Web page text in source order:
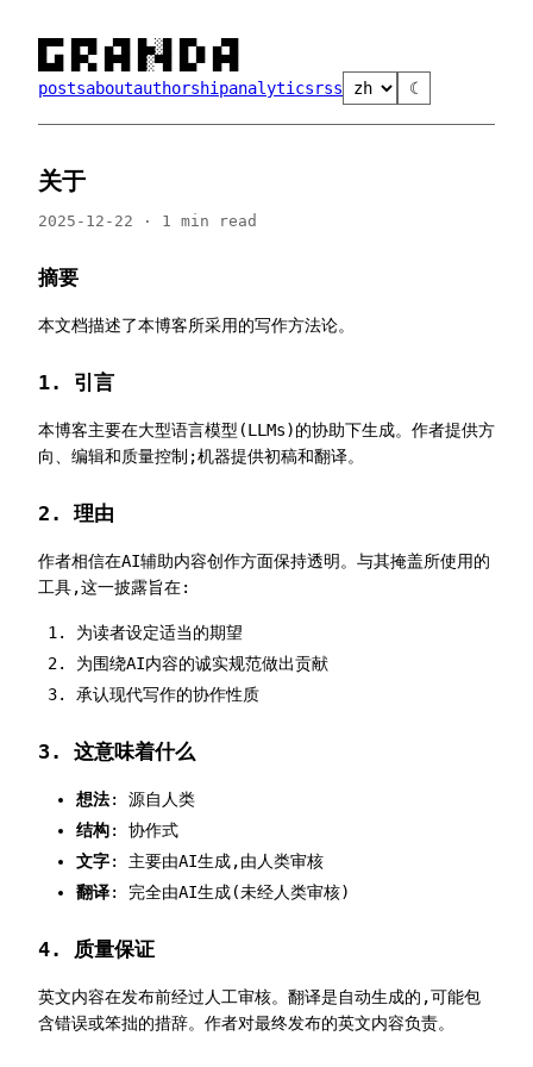
█▀▀ █▀█ ▄▀█ █▄░█ █▀▄ ▄▀█
█▄█ █▀▄ █▀█ █░▀█ █▄▀ █▀█
postsaboutauthorshipanalyticsrss ☾
关于
2025-12-22 · 1 min read
摘要
本文档描述了本博客所采用的写作方法论。
1. 引言
本博客主要在大型语言模型(LLMs)的协助下生成。作者提供方
向、编辑和质量控制;机器提供初稿和翻译。
2. 理由
作者相信在AI辅助内容创作方面保持透明。与其掩盖所使用的
工具,这一披露旨在:
为读者设定适当的期望
为围绕AI内容的诚实规范做出贡献
承认现代写作的协作性质
3. 这意味着什么
想法: 源自人类
结构: 协作式
文字: 主要由AI生成,由人类审核
翻译: 完全由AI生成(未经人类审核)
4. 质量保证
英文内容在发布前经过人工审核。翻译是自动生成的,可能包
含错误或笨拙的措辞。作者对最终发布的英文内容负责。